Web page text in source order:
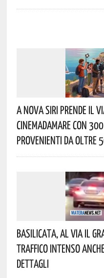
A Nova Siri Prende Il
Cinemadamare Con
Provenienti Da Oltre
Basilicata, Al Via Il
Traffico Intenso
Dettagli